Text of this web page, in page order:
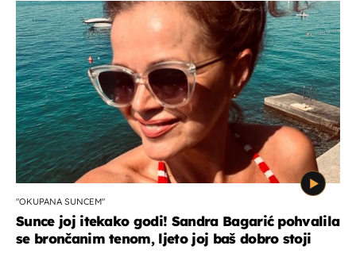
"OKUPANA SUNCEM"
Sunce joj itekako godi! Sandra Bagarić pohvalila
se brončanim tenom, ljeto joj baš dobro stoji